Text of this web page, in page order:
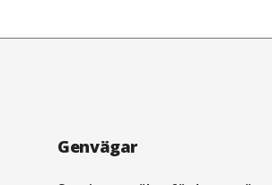
Navigation
Genvägar